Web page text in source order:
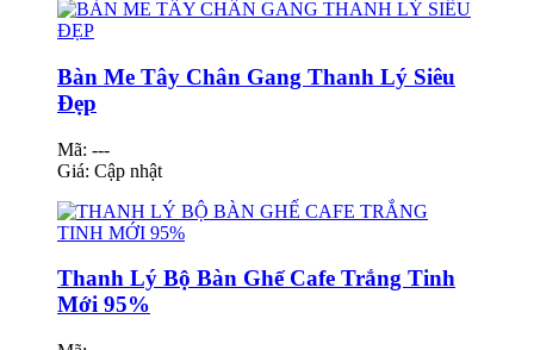
Bàn Me Tây Chân Gang Thanh Lý Siêu
Đẹp
Mã: ---
Giá: Cập nhật
Thanh Lý Bộ Bàn Ghế Cafe Trắng Tinh
Mới 95%